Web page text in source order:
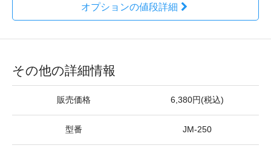
オプションの値段詳細
その他の詳細情報
販売価格 6,380円(税込)
型番 JM-250